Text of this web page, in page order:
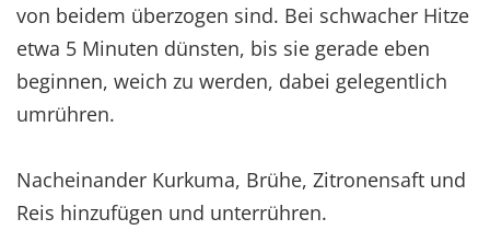
von beidem überzogen sind. Bei schwacher Hitze
etwa 5 Minuten dünsten, bis sie gerade eben
beginnen, weich zu werden, dabei gelegentlich
umrühren.
Nacheinander Kurkuma, Brühe, Zitronensaft und
Reis hinzufügen und unterrühren.